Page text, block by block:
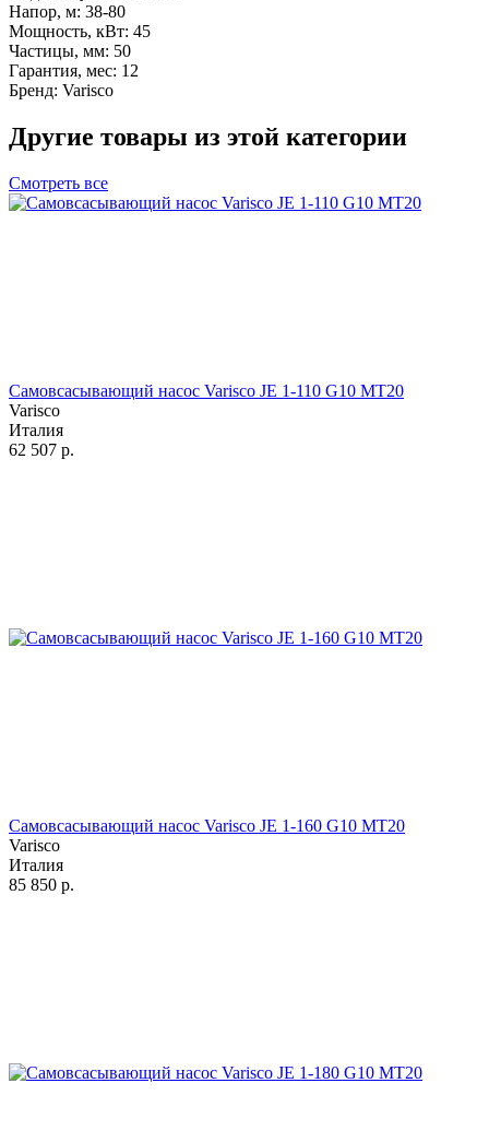
Напор, м: 38-80
Мощность, кВт: 45
Частицы, мм: 50
Гарантия, мес: 12
Бренд: Varisco
Другие товары из этой категории
Смотреть все
Самовсасывающий насос Varisco JE 1-110 G10 MT20
Varisco
Италия
62 507 р.
Самовсасывающий насос Varisco JE 1-160 G10 MT20
Varisco
Италия
85 850 р.